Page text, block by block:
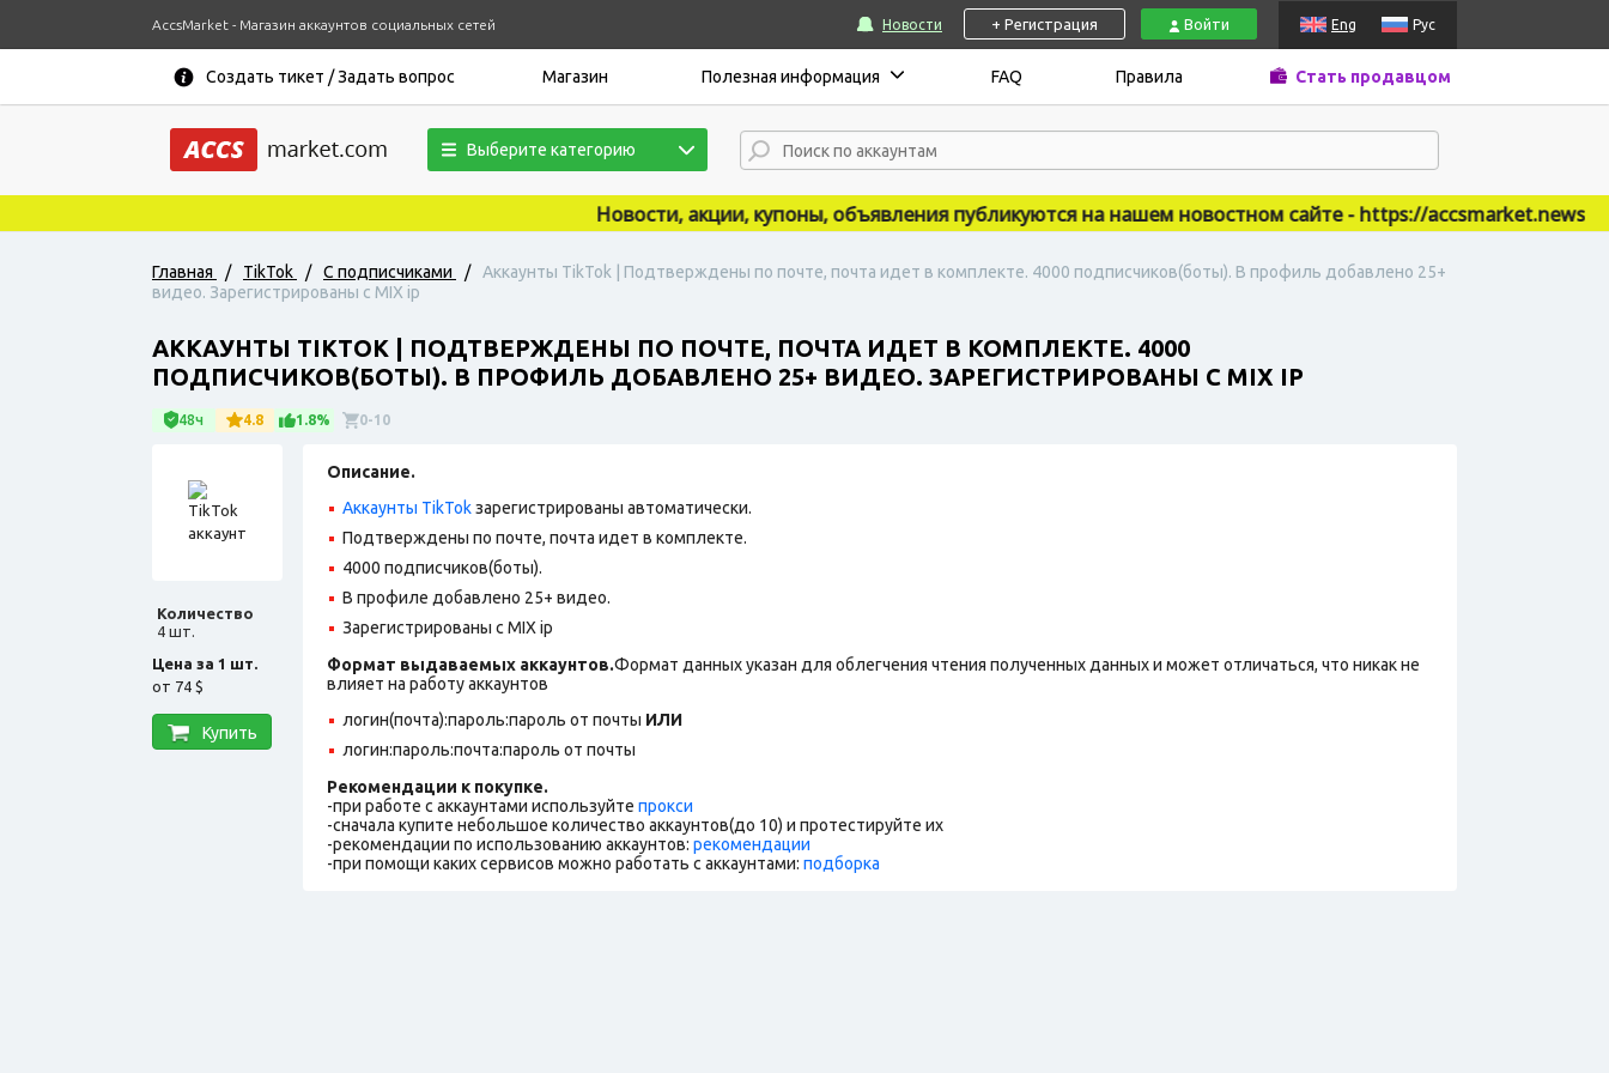
AccsMarket - Магазин аккаунтов социальных сетей Новости + Регистрация Войти Eng Рус
Создать тикет / Задать вопрос Магазин Полезная информация FAQ Правила Стать продавцом
Выберите категорию
Новости, акции, купоны, объявления публикуются на нашем новостном сайте - https://accsmarket.news
Главная / TikTok / С подписчиками /
Аккаунты TikTok | Подтверждены по почте, почта идет в комплекте. 4000 подписчиков(боты). В профиль добавлено 25+
видео. Зарегистрированы с MIX ip
АККАУНТЫ TIKTOK | ПОДТВЕРЖДЕНЫ ПО ПОЧТЕ, ПОЧТА ИДЕТ В КОМПЛЕКТЕ. 4000
ПОДПИСЧИКОВ(БОТЫ). В ПРОФИЛЬ ДОБАВЛЕНО 25+ ВИДЕО. ЗАРЕГИСТРИРОВАНЫ С MIX IP
48ч 4.8 1.8% 0-10
Количество
4 шт.
Цена за 1 шт.
от 74 $
Купить
Описание.
Аккаунты TikTokзарегистрированы автоматически.
Подтверждены по почте, почта идет в комплекте.
4000 подписчиков(боты).
В профиле добавлено 25+ видео.
Зарегистрированы с MIX ip
Формат выдаваемых аккаунтов.Формат данных указан для облегчения чтения полученных данных и может отличаться, что никак не
влияет на работу аккаунтов
логин(почта):пароль:пароль от почты ИЛИ
логин:пароль:почта:пароль от почты
Рекомендации к покупке.
-при работе с аккаунтами используйте прокси
-сначала купите небольшое количество аккаунтов(до 10) и протестируйте их
-рекомендации по использованию аккаунтов: рекомендации
-при помощи каких сервисов можно работать с аккаунтами: подборка